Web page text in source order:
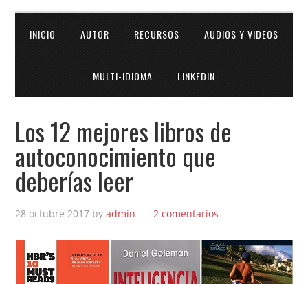
INICIO AUTOR RECURSOS AUDIOS Y VIDEOS
MULTI-IDIOMA LINKEDIN
Los 12 mejores libros de
autoconocimiento que
deberías leer
28 octubre 2017 byadmin 2 comentarios